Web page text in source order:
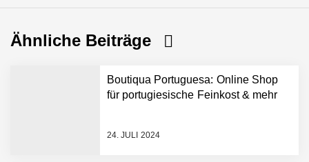
Ähnliche Beiträge
Boutiqua Portuguesa: Online Shop
für portugiesische Feinkost & mehr
24. JULI 2024